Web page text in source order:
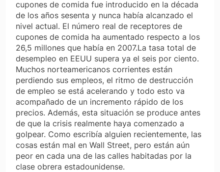
cupones de comida fue introducido en la década
de los años sesenta y nunca había alcanzado el
nivel actual. El número real de receptores de
cupones de comida ha aumentado respecto a los
26,5 millones que había en 2007.La tasa total de
desempleo en EEUU supera ya el seis por ciento.
Muchos norteamericanos corrientes están
perdiendo sus empleos, el ritmo de destrucción
de empleo se está acelerando y todo esto va
acompañado de un incremento rápido de los
precios. Además, esta situación se produce antes
de que la crisis realmente haya comenzado a
golpear. Como escribía alguien recientemente, las
cosas están mal en Wall Street, pero están aún
peor en cada una de las calles habitadas por la
clase obrera estadounidense.